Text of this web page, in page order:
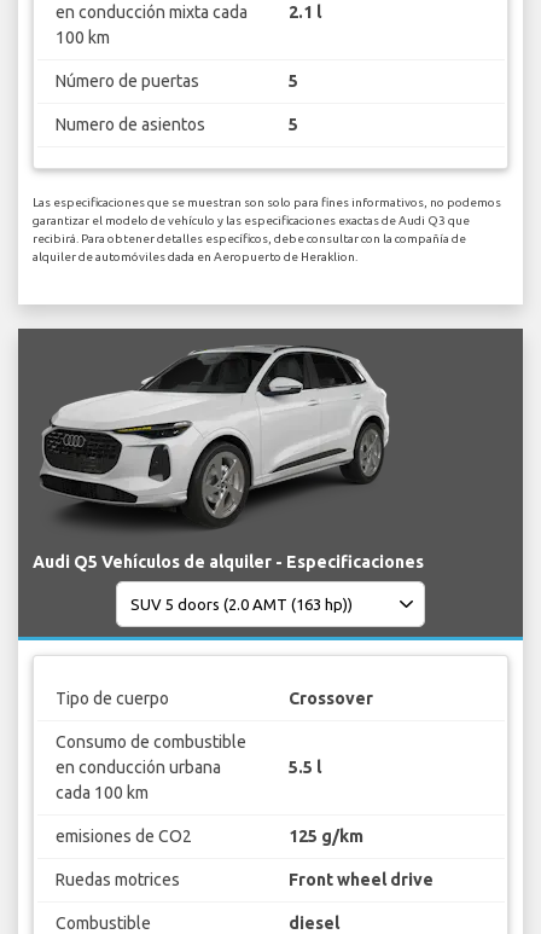
en conducción mixta cada
100 km
2.1 l
Número de puertas 5
Numero de asientos 5
Las especificaciones que se muestran son solo para fines informativos, no podemos
garantizar el modelo de vehículo y las especificaciones exactas de Audi Q3 que
recibirá. Para obtener detalles específicos, debe consultar con la compañía de
alquiler de automóviles dada en Aeropuerto de Heraklion.
Audi Q5 Vehículos de alquiler - Especificaciones
Tipo de cuerpo Crossover
Consumo de combustible
en conducción urbana
cada 100 km
5.5 l
emisiones de CO2 125 g/km
Ruedas motrices Front wheel drive
Combustible diesel